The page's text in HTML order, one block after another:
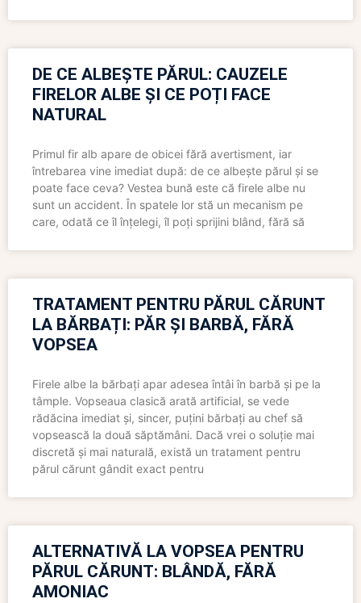
DE CE ALBEȘTE PĂRUL: CAUZELE
FIRELOR ALBE ȘI CE POȚI FACE
NATURAL
Primul fir alb apare de obicei fără avertisment, iar
întrebarea vine imediat după: de ce albește părul și se
poate face ceva? Vestea bună este că firele albe nu
sunt un accident. În spatele lor stă un mecanism pe
care, odată ce îl înțelegi, îl poți sprijini blând, fără să
TRATAMENT PENTRU PĂRUL CĂRUNT
LA BĂRBAȚI: PĂR ȘI BARBĂ, FĂRĂ
VOPSEA
Firele albe la bărbați apar adesea întâi în barbă și pe la
tâmple. Vopseaua clasică arată artificial, se vede
rădăcina imediat și, sincer, puțini bărbați au chef să
vopsească la două săptămâni. Dacă vrei o soluție mai
discretă și mai naturală, există un tratament pentru
părul cărunt gândit exact pentru
ALTERNATIVĂ LA VOPSEA PENTRU
PĂRUL CĂRUNT: BLÂNDĂ, FĂRĂ
AMONIAC